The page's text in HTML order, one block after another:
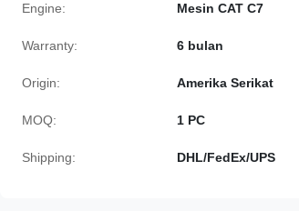
Engine: Mesin CAT C7
Warranty: 6 bulan
Origin: Amerika Serikat
MOQ: 1 PC
Shipping: DHL/FedEx/UPS